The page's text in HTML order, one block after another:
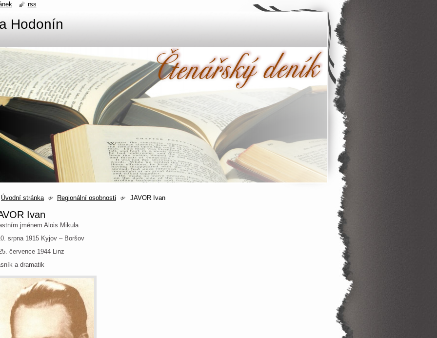
Hodonín
Úvodní stránka Regionální osobnosti JAVOR Ivan
Ivan
jménem Alois Mikula
srpna 1915 Kyjov – Boršov
července 1944 Linz
a dramatik
rss